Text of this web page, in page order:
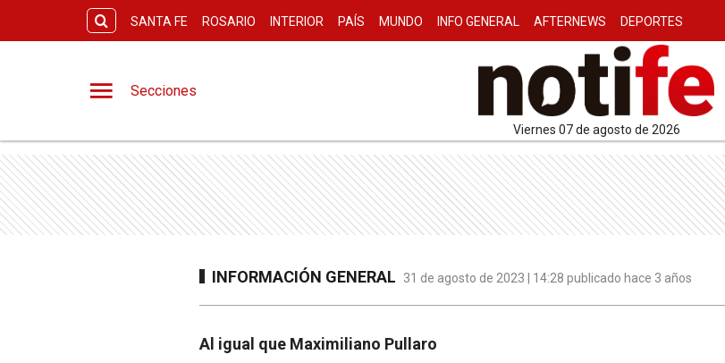
SANTA FE ROSARIO INTERIOR PAÍS MUNDO INFO GENERAL AFTERNEWS DEPORTES
Secciones
viernes 07 de agosto de 2026
INFORMACIÓN GENERAL 31 de agosto de 2023 | 14:28 publicado hace 3 años
Al igual que Maximiliano Pullaro